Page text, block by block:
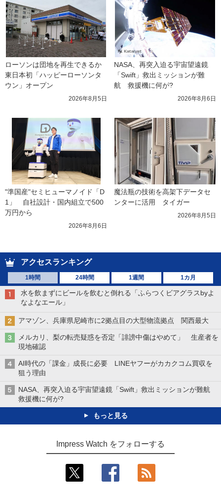
ローソンは団地を再生できるか
東日本初「ハッピーローソンタ
ウン」オープン
2026年8月5日
NASA、再突入迫る宇宙望遠鏡
「Swift」救出ミッションが難
航　救援機に何が?
2026年8月6日
"準国産"セミヒューマノイド「D
1」　自社設計・国内組立で500
万円から
2026年8月6日
魔法瓶の技術を高架下データセ
ンターに活用　タイガー
2026年8月5日
アクセスランキング
1時間 24時間 1週間 1カ月
水を飲まずにビールを飲むと倒れる「ふらつくビアグラスbyよ
なよなエール」
アマゾン、兵庫県尼崎市に2拠点目の大型物流拠点 関西最大
メルカリ、梨の転売疑惑を否定「誹謗中傷はやめて」 生産者を
現地確認
AI時代の「課金」成長に必要 LINEヤフーがカカクコム買収を
狙う理由
NASA、再突入迫る宇宙望遠鏡「Swift」救出ミッションが難航
救援機に何が?
もっと見る
Impress Watch をフォローする